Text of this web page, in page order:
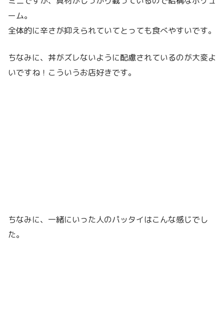
ーム。
全体的に辛さが抑えられていてとっても食べやすいです。
ちなみに、丼がズレないように配慮されているのが大変よ
いですね！こういうお店好きです。
ちなみに、一緒にいった人のパッタイはこんな感じでし
た。